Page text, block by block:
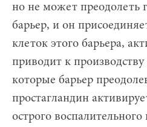
но не может преодолеть
барьер, и он
клеток этого барьера,
приводит к
которые барьер
простагландин
острого воспалительного